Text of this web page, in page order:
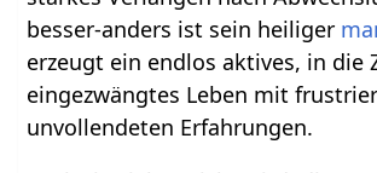
besser-anders ist sein heiliger
erzeugt ein endlos aktives, in die
eingezwängtes Leben mit
unvollendeten Erfahrungen.